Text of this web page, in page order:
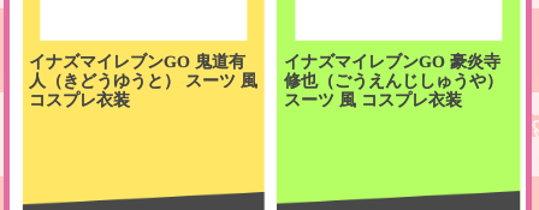
イナズマイレブンGO 鬼道有
人（きどうゆうと） スーツ 風
コスプレ衣装
イナズマイレブンGO 豪炎寺
修也（ごうえんじしゅうや）
スーツ 風 コスプレ衣装